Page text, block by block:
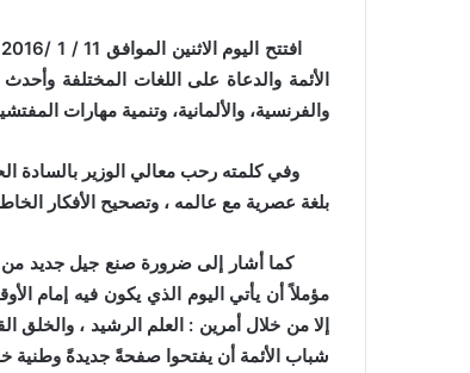
الأئمة والدعاة على اللغات المختلفة
والفرنسية، والألمانية، وتنمية مهارات
وفي كلمته رحب معالي الوزير بالسادة
بلغة عصرية مع عالمه ، وتصحيح الأفكار
كما أشار إلى ضرورة صنع جيل جديد من
مؤملاً أن يأتي اليوم الذي يكون فيه إمام
إلا من خلال أمرين : العلم الرشيد ، والخلق
شباب الأئمة أن يفتحوا صفحةً جديدةً وطنية